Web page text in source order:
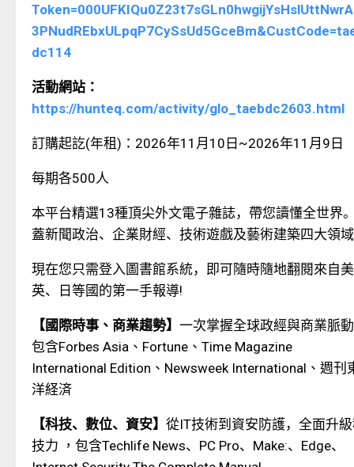
dc114
活動網站：
https://hunteq.com/activity/glo_taebdc2603.html
訂購起訖(年租) ： 2026年11 月 10 日~2026年11 月 9 日
每期各500人
本平台精選13種頂尖外文電子雜誌，帶您讀懂全世界
蓋新聞政治、企業財經、技術遊戲及藝術建築四大領
現在您只需登入圖書館系統，即可隨時隨地翻閱來自
英、日等國的第一手報導!
【國際時事 、商業趨勢】 一次掌握全球政經與商業脈
包含Forbes Asia 、 Fortune 、 Time Magazine
International Edition 、 Newsweek International 、週刊
洋経済
【科技、數位、資安】 從IT技術到資安防護，全面升
技力 ，包含Techlife News、 PC Pro、 Make:、 Edge、